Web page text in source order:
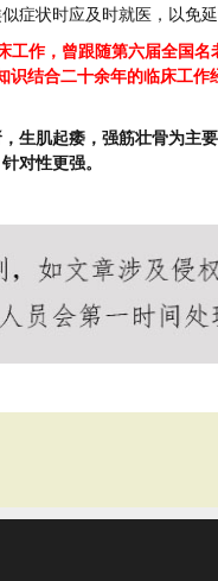
症状时应及时就医，以免延
作，曾跟随第六届全国
识结合二十余年的临床工作
生肌起痿，强筋壮骨为主
对性更强。